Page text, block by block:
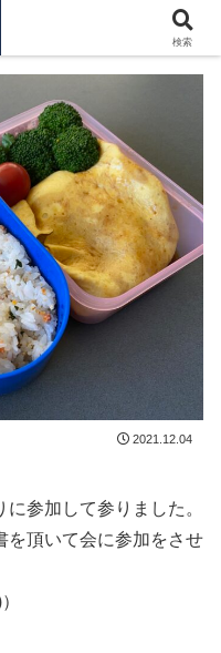
)
2021.12.04
参加して参りました。
を頂いて会に参加をさせ
検索